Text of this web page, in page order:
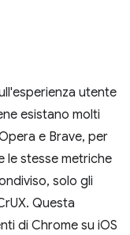
utente
esistano molti
e Brave, per
le stesse metriche
solo gli
Questa
di Chrome su iOS